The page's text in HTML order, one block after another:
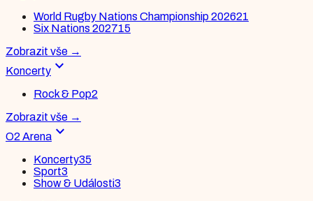
World Rugby Nations Championship 202621
Six Nations 202715
Zobrazit vše →
Koncerty expand_more
Rock & Pop2
Zobrazit vše →
O2 Arena expand_more
Koncerty35
Sport3
Show & Události3